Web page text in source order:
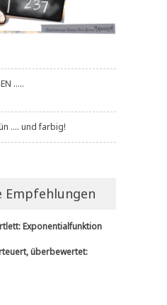
.....
.... und farbig!
Empfehlungen
Exponentialfunktion
überbewertet: